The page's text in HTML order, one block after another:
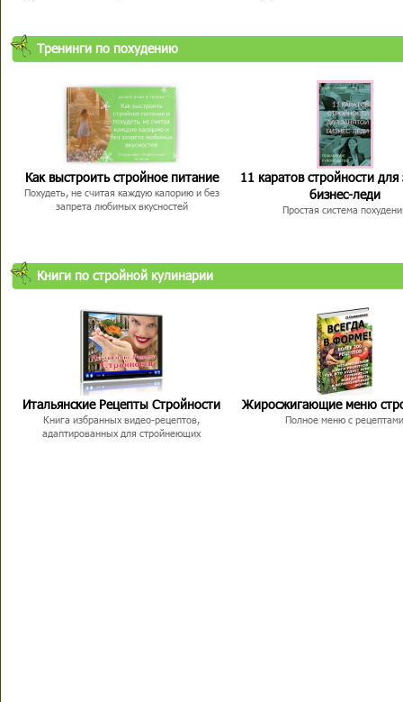
Тренинги по похудению
Как выстроить стройное питание
Похудеть, не считая каждую калорию и без
запрета любимых вкусностей
11 каратов стройности для
бизнес-леди
Простая система
Книги по стройной кулинарии
Итальянские Рецепты Стройности
Книга избранных видео-рецептов,
адаптированных для стройнеющих
Жиросжигающие меню
Полное меню с рецептами